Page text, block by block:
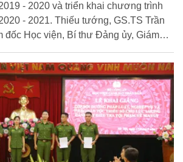
- 2020 và triển khai chương trình
- 2021. Thiếu tướng, GS.TS Trần
đốc Học viện, Bí thư Đảng ủy, Giám